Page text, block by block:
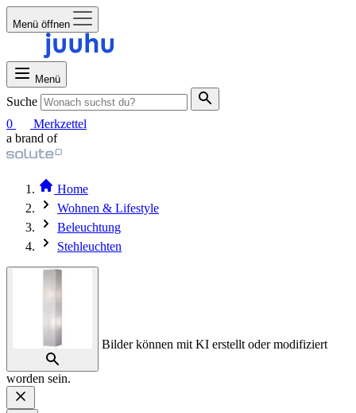
Menü öffnen
Menü
Suche
0
Merkzettel
a brand of
Home
Wohnen & Lifestyle
Beleuchtung
Stehleuchten
Bilder können mit KI erstellt oder modifiziert
worden sein.